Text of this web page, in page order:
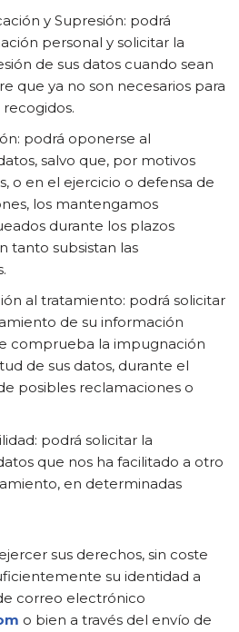
y Supresión: podrá
personal y solicitar la
de sus datos cuando sean
que ya no son necesarios para
podrá oponerse al
salvo que, por motivos
o en el ejercicio o defensa de
los mantengamos
durante los plazos
tanto subsistan las
al tratamiento: podrá solicitar
de su información
comprueba la impugnación
de sus datos, durante el
posibles reclamaciones o
podrá solicitar la
que nos ha facilitado a otro
en determinadas
sus derechos, sin coste
su identidad a
correo electrónico
o bien a través del envío de